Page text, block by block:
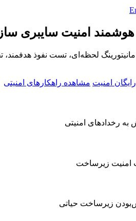
هوشمند امنیت سایبری
مانیتورینگ لحظه‌ای، تست نفوذ
امنیت مشاهده راهکارهای امنیتی
به رخدادهای امنیتی
امنیت زیرساخت
زیرساخت حیاتی